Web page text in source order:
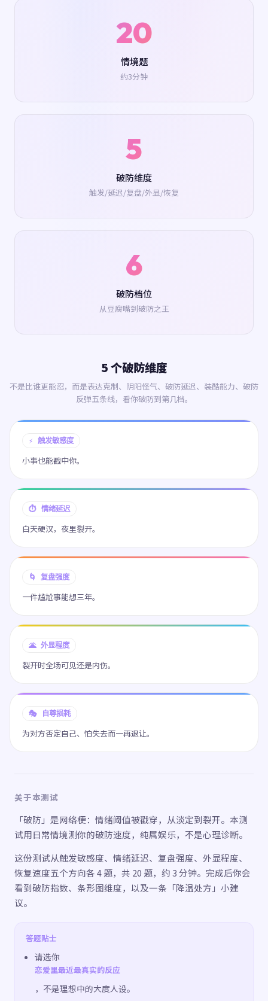
20
情境题
约3分钟
5
破防维度
触发/延迟/复盘/外显/恢复
6
破防档位
从豆腐嘴到破防之王
5 个破防维度
不是比谁更能忍，而是表达克制、阴阳怪气、破防延迟、装酷能力、破防
反弹五条线，看你破防到第几档。
⚡ 触发敏感度
小事也能戳中你。
⏱ 情绪延迟
白天硬汉，夜里裂开。
🌀 复盘强度
一件尴尬事能想三年。
🌋 外显程度
裂开时全场可见还是内伤。
🎭 自尊损耗
为对方否定自己、怕失去而一再退让。
关于本测试
「破防」是网络梗：情绪阈值被戳穿，从淡定到裂开。本测
试用日常情境测你的破防速度，纯属娱乐，不是心理诊断。
这份测试从触发敏感度、情绪延迟、复盘强度、外显程度、
恢复速度五个方向各 4 题，共 20 题，约 3 分钟。完成后你会
看到破防指数、条形图维度，以及一条「降温处方」小建
议。
答题贴士
请选你
恋爱里最近最真实的反应
，不是理想中的大度人设。